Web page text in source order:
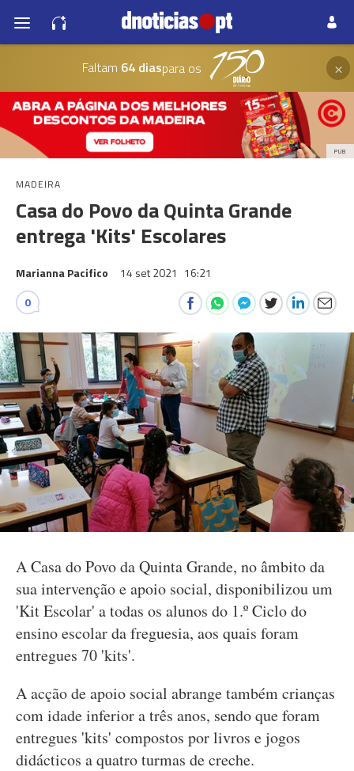
Faltam 64 diaspara os ×
PUB
MADEIRA
Casa do Povo da Quinta Grande
entrega 'Kits' Escolares
Marianna Pacifico 14 set 2021 16:21
0
A Casa do Povo da Quinta Grande, no âmbito da
sua intervenção e apoio social, disponibilizou um
'Kit Escolar' a todas os alunos do 1.º Ciclo do
ensino escolar da freguesia, aos quais foram
entregues 70 'kits'.
A acção de apoio social abrange também crianças
com idade inferior a três anos, sendo que foram
entregues 'kits' compostos por livros e jogos
didácticos a quatro turmas de creche.